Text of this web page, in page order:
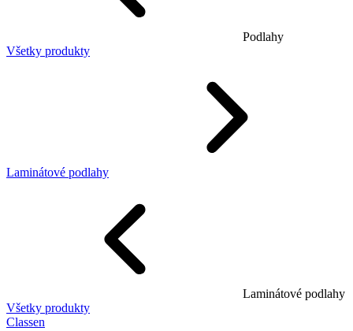
Podlahy
Všetky produkty
Laminátové podlahy
Laminátové podlahy
Všetky produkty
Classen